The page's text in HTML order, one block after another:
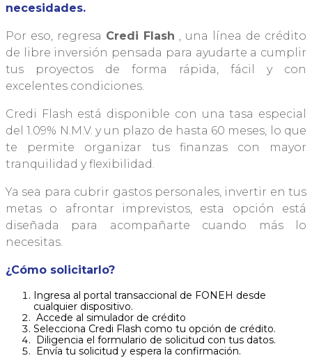
necesidades.
Por eso, regresa Credi Flash , una línea de crédito
de libre inversión pensada para ayudarte a cumplir
tus proyectos de forma rápida, fácil y con
excelentes condiciones.
Credi Flash está disponible con una tasa especial
del 1.09% N.M.V. y un plazo de hasta 60 meses, lo que
te permite organizar tus finanzas con mayor
tranquilidad y flexibilidad.
Ya sea para cubrir gastos personales, invertir en tus
metas o afrontar imprevistos, esta opción está
diseñada para acompañarte cuando más lo
necesitas.
¿Cómo solicitarlo?
Ingresa al portal transaccional de FONEH desde
cualquier dispositivo.
Accede al simulador de crédito
Selecciona Credi Flash como tu opción de crédito.
Diligencia el formulario de solicitud con tus datos.
Envía tu solicitud y espera la confirmación.